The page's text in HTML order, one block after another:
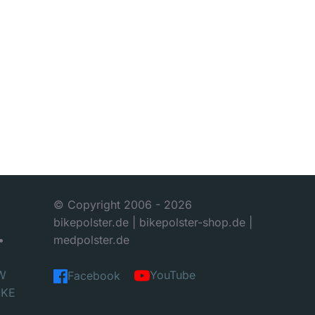
© Copyright 2006 - 2026
bikepolster.de | bikepolster-shop.de |
medpolster.de
Facebook YouTube